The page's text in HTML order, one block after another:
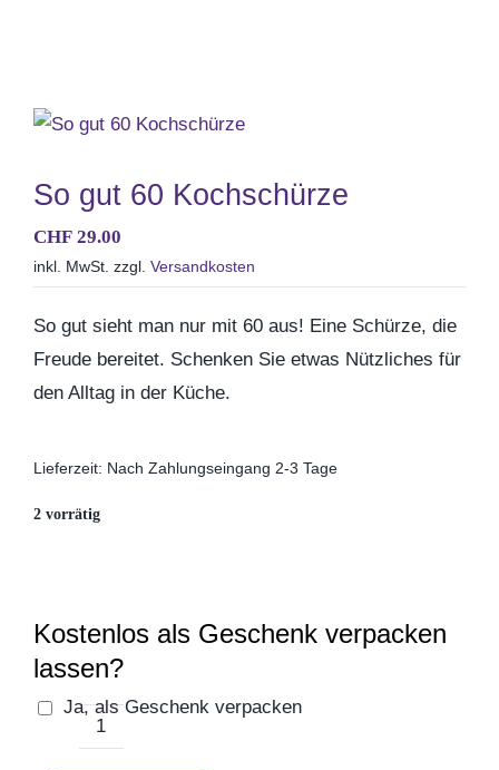
Geburtstag
Muttertag
So gut 60 Kochschürze
CHF29.00
inkl. MwSt. zzgl. Versandkosten
So gut sieht man nur mit 60 aus! Eine Schürze, die
Freude bereitet. Schenken Sie etwas Nützliches für
den Alltag in der Küche.
Lieferzeit: Nach Zahlungseingang 2-3 Tage
2 vorrätig
Kostenlos als Geschenk verpacken
lassen?
Ja, als Geschenk verpacken